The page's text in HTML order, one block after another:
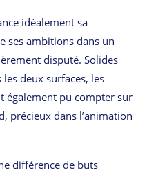
idéalement sa
ses ambitions dans un
disputé. Solides
deux surfaces, les
également pu compter sur
précieux dans l’animation
différence de buts